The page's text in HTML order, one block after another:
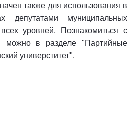
также для использования в
депутатами муниципальных
уровней. Познакомиться с
можно в разделе "Партийные
универститет".